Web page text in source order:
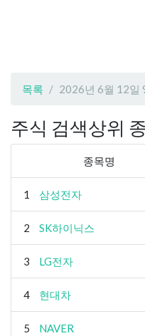
목록 2026년 6월 12일
주식 검색상위
종목명
1 삼성전자
2 SK하이닉스
3 LG전자
4 현대차
5 NAVER